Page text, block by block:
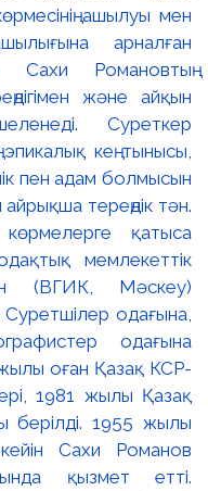
ашылуы мен
арналған
Романовтың
және айқын
Суреткер
кең тынысы,
пен адам болмысын
айрықша тереңдік тән.
қатыса
мемлекеттік
(ВГИК, Мәскеу)
одағына,
одағына
оған Қазақ КСР-
1981 жылы Қазақ
берілді. 1955 жылы
Сахи Романов
қызмет етті.